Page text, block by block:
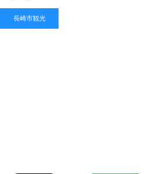
長崎市観光